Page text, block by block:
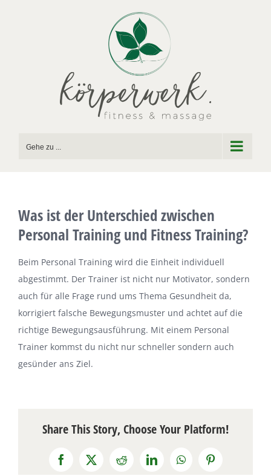
Gehe zu ...
Was ist der Unterschied zwischen
Personal Training und Fitness Training?
Beim Personal Training wird die Einheit individuell
abgestimmt. Der Trainer ist nicht nur Motivator, sondern
auch für alle Frage rund ums Thema Gesundheit da,
korrigiert falsche Bewegungsmuster und achtet auf die
richtige Bewegungsausführung. Mit einem Personal
Trainer kommst du nicht nur schneller sondern auch
gesünder ans Ziel.
Share This Story, Choose Your Platform!
Facebook
X RedditLinkedInWhatsAppPinterest